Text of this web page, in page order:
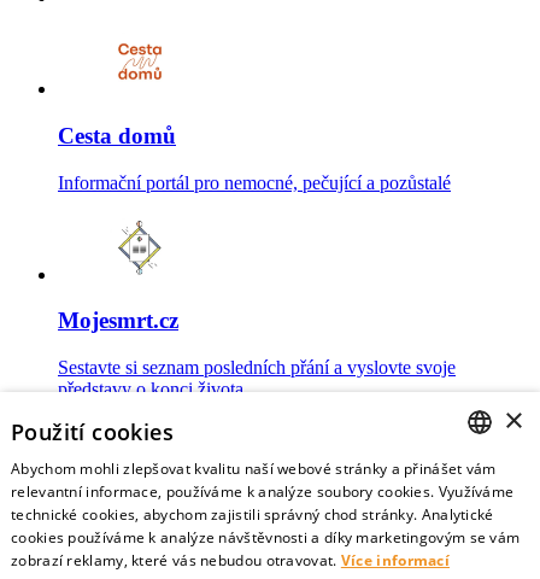
Cesta domů
Informační portál pro nemocné, pečující a pozůstalé
Mojesmrt.cz
Sestavte si seznam posledních přání a vyslovte svoje
představy o konci života
Data o umírání
Nejnovější data o postojích veřejnosti a zdravotníků k umírání
CZECH
ENGLISH
×
Použití cookies
Abychom mohli zlepšovat kvalitu naší webové stránky a přinášet vám
relevantní informace, používáme k analýze soubory cookies. Využíváme
technické cookies, abychom zajistili správný chod stránky. Analytické
cookies používáme k analýze návštěvnosti a díky marketingovým se vám
zobrazí reklamy, které vás nebudou otravovat. Více informací